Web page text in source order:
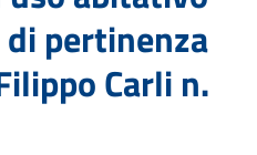
pertinenza
Carli n.